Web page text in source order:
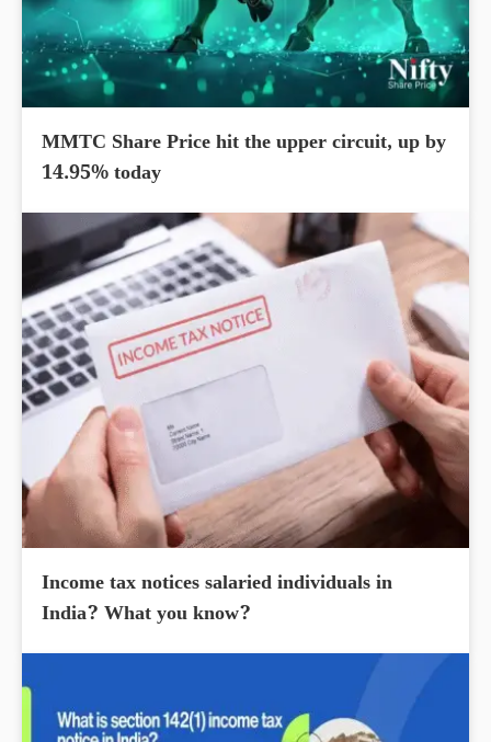
MMTC Share Price hit the upper circuit, up by
14.95% today
Income tax notices salaried individuals in
India? What you know?